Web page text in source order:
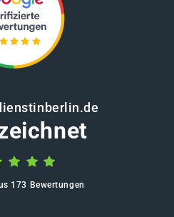
173 Bewertungen